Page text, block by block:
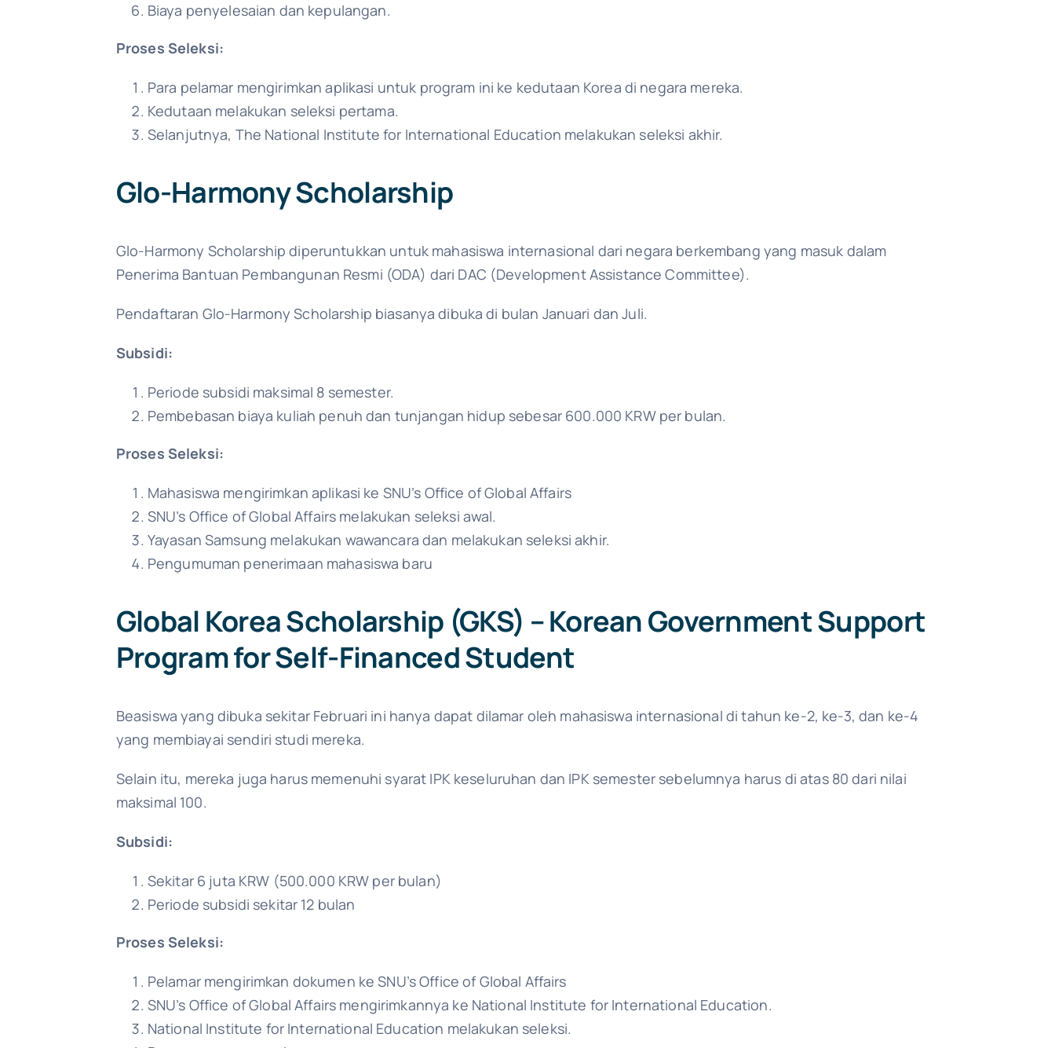
Biaya penyelesaian dan kepulangan.
Proses Seleksi:
Para pelamar mengirimkan aplikasi untuk program ini ke kedutaan Korea di negara mereka.
Kedutaan melakukan seleksi pertama.
Selanjutnya, The National Institute for International Education melakukan seleksi akhir.
Glo-Harmony Scholarship
Glo-Harmony Scholarship diperuntukkan untuk mahasiswa internasional dari negara berkembang yang masuk dalam
Penerima Bantuan Pembangunan Resmi (ODA) dari DAC (Development Assistance Committee).
Pendaftaran Glo-Harmony Scholarship biasanya dibuka di bulan Januari dan Juli.
Subsidi:
Periode subsidi maksimal 8 semester.
Pembebasan biaya kuliah penuh dan tunjangan hidup sebesar 600.000 KRW per bulan.
Proses Seleksi:
Mahasiswa mengirimkan aplikasi ke SNU’s Office of Global Affairs
SNU’s Office of Global Affairs melakukan seleksi awal.
Yayasan Samsung melakukan wawancara dan melakukan seleksi akhir.
Pengumuman penerimaan mahasiswa baru
Global Korea Scholarship (GKS) – Korean Government Support
Program for Self-Financed Student
Beasiswa yang dibuka sekitar Februari ini hanya dapat dilamar oleh mahasiswa internasional di tahun ke-2, ke-3, dan ke-4
yang membiayai sendiri studi mereka.
Selain itu, mereka juga harus memenuhi syarat IPK keseluruhan dan IPK semester sebelumnya harus di atas 80 dari nilai
maksimal 100.
Subsidi:
Sekitar 6 juta KRW (500.000 KRW per bulan)
Periode subsidi sekitar 12 bulan
Proses Seleksi:
Pelamar mengirimkan dokumen ke SNU’s Office of Global Affairs
SNU’s Office of Global Affairs mengirimkannya ke National Institute for International Education.
National Institute for International Education melakukan seleksi.